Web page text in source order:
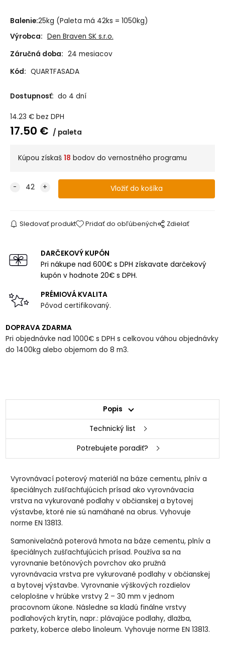
Balenie:25kg (Paleta má 42ks = 1050kg)
Výrobca: Den Braven SK s.r.o.
Záručná doba: 24 mesiacov
Kód: QUARTFASADA
Dostupnosť: do 4 dní
14.23 € bez DPH
17.50 € paleta
Kúpou získaš 18 bodov do vernostného programu
Sledovať produkt Pridať do obľúbených Zdielať
DARČEKOVÝ KUPÓN
Pri nákupe nad 600€ s DPH získavate darčekový
kupón v hodnote 20€ s DPH.
PRÉMIOVÁ KVALITA
Pôvod certifikovaný.
DOPRAVA ZDARMA
Pri objednávke nad 1000€ s DPH s celkovou váhou objednávky
do 1400kg alebo objemom do 8 m3.
Popis
Technický list
Potrebujete poradiť?
Vyrovnávací poterový materiál na báze cementu, plnív a
špeciálnych zušľachťujúcich prísad ako vyrovnávacia
vrstva na vykurované podlahy v občianskej a bytovej
výstavbe, ktoré nie sú namáhané na obrus. Vyhovuje
norme EN 13813.
Samonivelačná poterová hmota na báze cementu, plnív a
špeciálnych zušľachťujúcich prísad. Používa sa na
vyrovnanie betónových povrchov ako pružná
vyrovnávacia vrstva pre vykurované podlahy v občianskej
a bytovej výstavbe. Vyrovnanie výškových rozdielov
celoplošne v hrúbke vrstvy 2 – 30 mm v jednom
pracovnom úkone. Následne sa kladú finálne vrstvy
podlahových krytín, napr.: plávajúce podlahy, dlažba,
parkety, koberce alebo linoleum. Vyhovuje norme EN 13813.